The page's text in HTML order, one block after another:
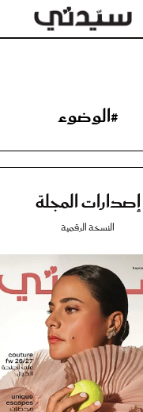
#الوضوء
إصدارات المجلة
النسخة الرقمية